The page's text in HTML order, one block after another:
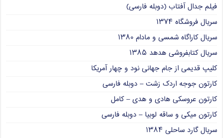
فیلم جدال آفتاب (دوبله فارسی)
سریال فروشگاه ۱۳۷۴
سریال کاراگاه شمسی و مادام ۱۳۸۰
سریال کتابفروشی هدهد ۱۳۸۵
کلیپ قدیمی از جام جهانی نود و چهار آمریکا
کارتون جوجه اردک زشت – دوبله فارسی
کارتون عروسکی هادی و هدی – کامل
کارتون میکی و ساقه لوبیا – دوبله فارسی
سریال گارد ساحلی ۱۳۸۴